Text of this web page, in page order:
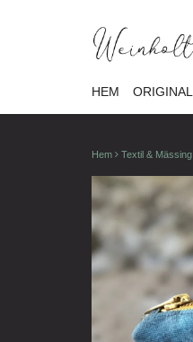
Hem Textil & Mässing
HEM ORIGINAL